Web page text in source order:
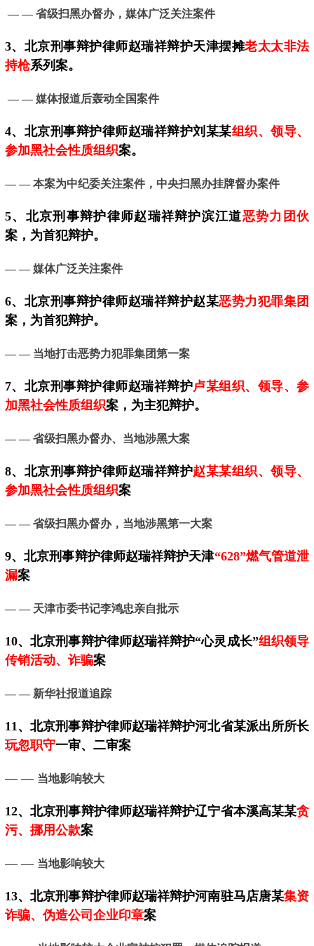
— — 省级扫黑办督办，媒体广泛关注案件
3、 北京刑事辩护律师赵瑞祥辩护天津摆摊老太太非法
持枪系列案。
— — 媒体报道后轰动全国案件
4、 北京刑事辩护律师赵瑞祥辩护刘某某组织、领导、
参加黑社会性质组织案。
— — 本案为中纪委关注案件，中央扫黑办挂牌督办案件
5、 北京刑事辩护律师赵瑞祥辩护滨江道恶势力团伙
案，为首犯辩护。
— — 媒体广泛关注案件
6、北京刑事辩护律师赵瑞祥辩护赵某恶势力犯罪集团
案，为首犯辩护。
— — 当地打击恶势力犯罪集团第一案
7、 北京刑事辩护律师赵瑞祥辩护卢某组织、领导、参
加黑社会性质组织案，为主犯辩护。
— — 省级扫黑办督办、当地涉黑大案
8、北京刑事辩护律师赵瑞祥辩护赵某某组织、领导、
参加黑社会性质组织案
— — 省级扫黑办督办，当地涉黑第一大案
9、北京刑事辩护律师赵瑞祥辩护天津“628”燃气管道泄
漏案
— — 天津市委书记李鸿忠亲自批示
10、北京刑事辩护律师赵瑞祥辩护“心灵成长”组织领导
传销活动、诈骗案
— — 新华社报道追踪
11、北京刑事辩护律师赵瑞祥辩护河北省某派出所所长
玩忽职守一审、二审案
— — 当地影响较大
12、北京刑事辩护律师赵瑞祥辩护辽宁省本溪高某某贪
污、挪用公款案
— — 当地影响较大
13、北京刑事辩护律师赵瑞祥辩护河南驻马店唐某集资
诈骗、伪造公司企业印章案